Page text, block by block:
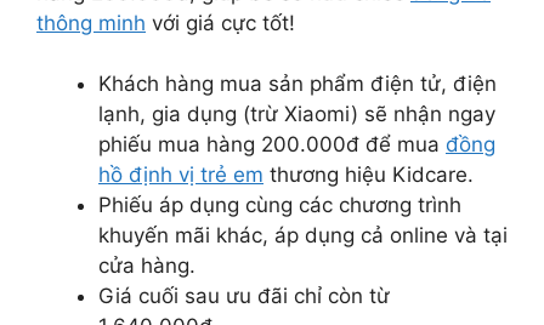
thông minh với giá cực tốt!
Khách hàng mua sản phẩm điện tử, điện
lạnh, gia dụng (trừ Xiaomi) sẽ nhận ngay
phiếu mua hàng 200.000đ để mua đồng
hồ định vị trẻ em thương hiệu Kidcare.
Phiếu áp dụng cùng các chương trình
khuyến mãi khác, áp dụng cả online và tại
cửa hàng.
Giá cuối sau ưu đãi chỉ còn từ